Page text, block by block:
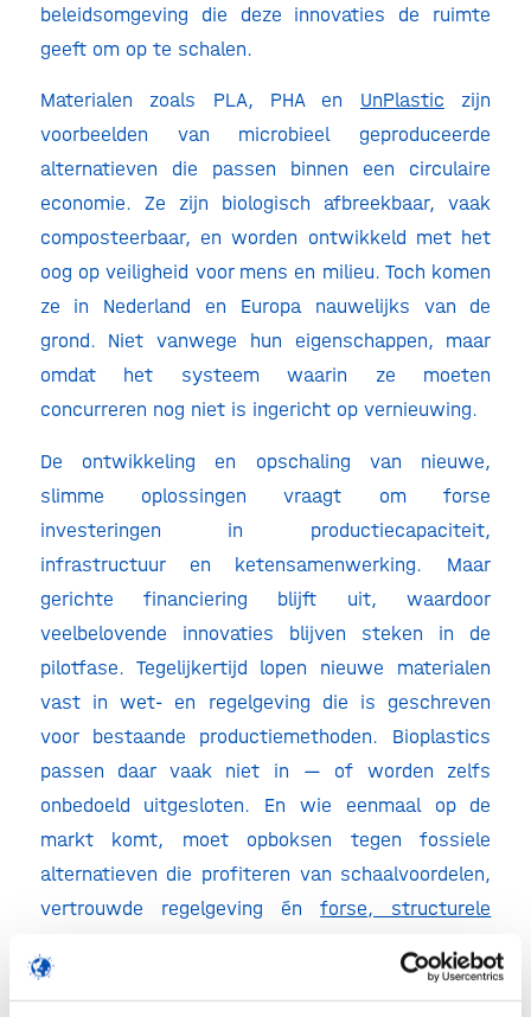
beleidsomgeving die deze innovaties de ruimte
geeft om op te schalen.
Materialen zoals PLA, PHA en UnPlastic zijn
voorbeelden van microbieel geproduceerde
alternatieven die passen binnen een circulaire
economie. Ze zijn biologisch afbreekbaar, vaak
composteerbaar, en worden ontwikkeld met het
oog op veiligheid voor mens en milieu. Toch komen
ze in Nederland en Europa nauwelijks van de
grond. Niet vanwege hun eigenschappen, maar
omdat het systeem waarin ze moeten
concurreren nog niet is ingericht op vernieuwing.
De ontwikkeling en opschaling van nieuwe,
slimme oplossingen vraagt om forse
investeringen in productiecapaciteit,
infrastructuur en ketensamenwerking. Maar
gerichte financiering blijft uit, waardoor
veelbelovende innovaties blijven steken in de
pilotfase. Tegelijkertijd lopen nieuwe materialen
vast in wet- en regelgeving die is geschreven
voor bestaande productiemethoden. Bioplastics
passen daar vaak niet in — of worden zelfs
onbedoeld uitgesloten. En wie eenmaal op de
markt komt, moet opboksen tegen fossiele
alternatieven die profiteren van schaalvoordelen,
vertrouwde regelgeving énforse, structurele
voor duurzame alternatieven beperkt, en het voor